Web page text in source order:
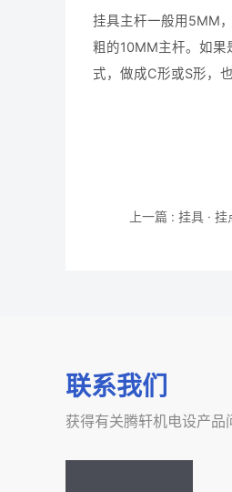
挂具主杆一般用5MM
粗的10MM主杆。如
式，做成C形或S形，
上一篇 : 挂具 ·
联系我们
获得有关腾轩机电设产品